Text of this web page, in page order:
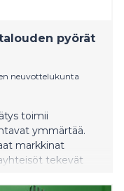
pyörät
neuvottelukunta
toimii
ymmärtää.
markkinat
tekevät